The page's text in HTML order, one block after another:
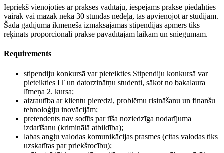
Iepriekš vienojoties ar prakses vadītāju, iespējams praksē piedalīties
vairāk vai mazāk nekā 30 stundas nedēļā, tās apvienojot ar studijām.
Šādā gadījumā ikmēneša izmaksājamās stipendijas apmērs tiks
rēķināts proporcionāli praksē pavadītajam laikam un sniegumam.
Requirements
stipendiju konkursā var pieteikties Stipendiju konkursā var
pieteikties IT un datorzinātņu studenti, sākot no bakalaura
līmeņa 2. kursa;
aizrautība ar klientu pieredzi, problēmu risināšanu un finanšu
tehnoloģiju inovācijām;
pretendents nav sodīts par tīša noziedzīga nodarījuma
izdarīšanu (kriminālā atbildība);
labas angļu valodas komunikācijas prasmes (citas valodas tiks
uzskatītas par priekšrocību);